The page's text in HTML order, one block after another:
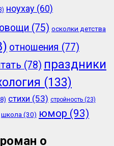
ноухау (60)
овощи (75) осколки детства
отношения (77)
(78) праздники
(133)
стихи (53) стройность (23)
школа(30) юмор (93)
о